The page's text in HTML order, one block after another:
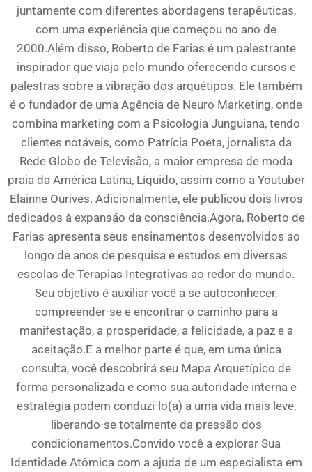
juntamente com diferentes abordagens terapêuticas,
com uma experiência que começou no ano de
2000.Além disso, Roberto de Farias é um palestrante
inspirador que viaja pelo mundo oferecendo cursos e
palestras sobre a vibração dos arquétipos. Ele também
é o fundador de uma Agência de Neuro Marketing, onde
combina marketing com a Psicologia Junguiana, tendo
clientes notáveis, como Patrícia Poeta, jornalista da
Rede Globo de Televisão, a maior empresa de moda
praia da América Latina, Líquido, assim como a Youtuber
Elainne Ourives. Adicionalmente, ele publicou dois livros
dedicados à expansão da consciência.Agora, Roberto de
Farias apresenta seus ensinamentos desenvolvidos ao
longo de anos de pesquisa e estudos em diversas
escolas de Terapias Integrativas ao redor do mundo.
Seu objetivo é auxiliar você a se autoconhecer,
compreender-se e encontrar o caminho para a
manifestação, a prosperidade, a felicidade, a paz e a
aceitação.E a melhor parte é que, em uma única
consulta, você descobrirá seu Mapa Arquetípico de
forma personalizada e como sua autoridade interna e
estratégia podem conduzi-lo(a) a uma vida mais leve,
liberando-se totalmente da pressão dos
condicionamentos.Convido você a explorar Sua
Identidade Atômica com a ajuda de um especialista em